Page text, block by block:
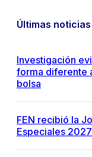
Últimas noticias
Investigación
forma diferente
bolsa
FEN recibió la
Especiales